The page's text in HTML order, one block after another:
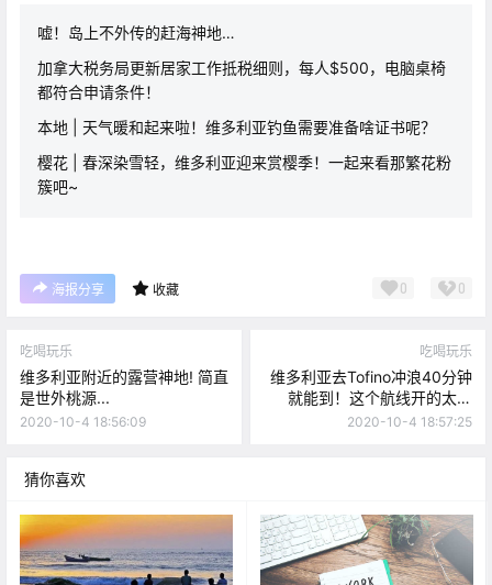
嘘！岛上不外传的赶海神地…
加拿大税务局更新居家工作抵税细则，每人$500，电脑桌椅
都符合申请条件！
本地 | 天气暖和起来啦！维多利亚钓鱼需要准备啥证书呢？
樱花 | 春深染雪轻，维多利亚迎来赏樱季！一起来看那繁花粉
簇吧~
海报分享 收藏 0 0
吃喝玩乐
维多利亚附近的露营神地! 简直
是世外桃源...
2020-10-4 18:56:09
吃喝玩乐
维多利亚去Tofino冲浪40分钟
就能到！这个航线开的太好
啦！
2020-10-4 18:57:25
猜你喜欢